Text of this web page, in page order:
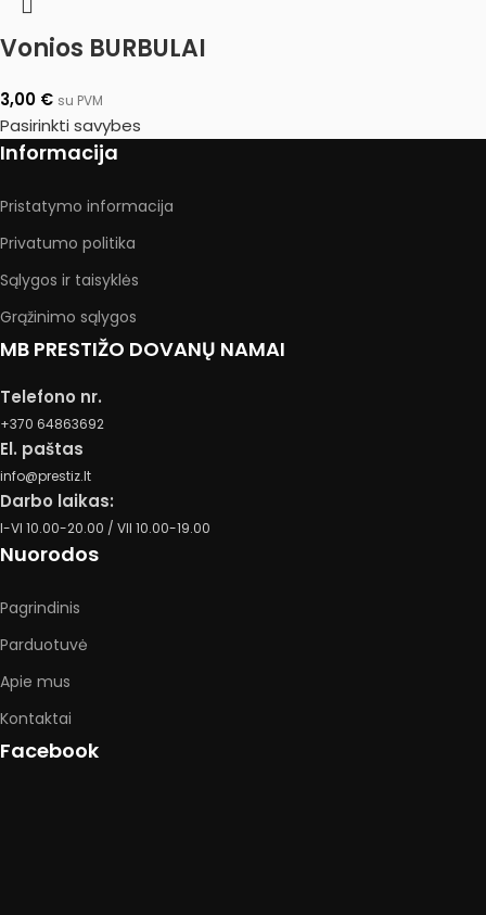
Vonios BURBULAI
3,00 € su PVM
Pasirinkti savybes
Informacija
Pristatymo informacija
Privatumo politika
Sąlygos ir taisyklės
Grąžinimo sąlygos
MB PRESTIŽO DOVANŲ NAMAI
Telefono nr.
+370 64863692
El. paštas
info@prestiz.lt
Darbo laikas:
I-VI 10.00-20.00 / VII 10.00-19.00
Nuorodos
Pagrindinis
Parduotuvė
Apie mus
Kontaktai
Facebook